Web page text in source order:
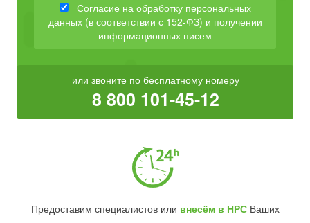
Согласие на обработку персональных
данных (в соответствии с 152-ФЗ) и получении
информационных писем
или звоните по бесплатному номеру
8 800 101-45-12
Предоставим специалистов или внесём в НРСВаших